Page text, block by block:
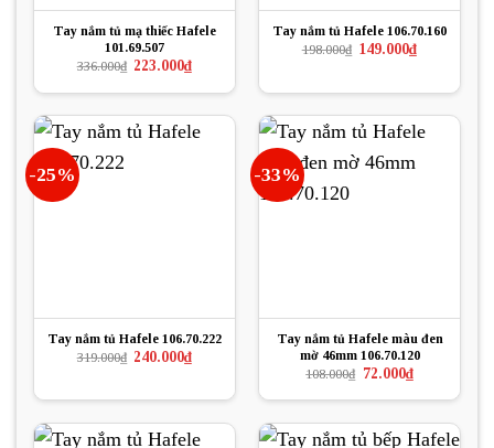
Tay nắm tủ mạ thiếc Hafele
101.69.507
336.000₫ Giá
là:
223.000₫Giá
hiện
tại
223.000₫.
Tay nắm tủ Hafele 106.70.160
198.000₫ Giá
149.000₫Giá
hiện
-25%
Tay nắm tủ Hafele 106.70.222
319.000₫ Giá
240.000₫Giá
hiện
-33%
Tay nắm tủ Hafele màu đen
mờ 46mm 106.70.120
108.000₫ Giá
là:
72.000₫Giá
hiện
tại
72.000₫.